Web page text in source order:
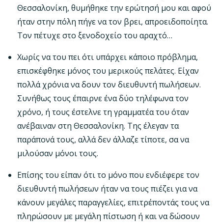
Θεσσαλονίκη, θυμήθηκε την ερώτησή μου και αφού
ήταν στην πόλη πήγε να τον βρει, απροειδοποίητα.
Τον πέτυχε στο ξενοδοχείο του αραχτό…
Χωρίς να του πει ότι υπάρχει κάποιο πρόβλημα,
επισκέφθηκε μόνος του μερικούς πελάτες. Είχαν
πολλά χρόνια να δουν τον διευθυντή πωλήσεων.
Συνήθως τους έπαιρνε ένα δύο τηλέφωνα τον
χρόνο, ή τους έστελνε τη γραμματέα του όταν
ανέβαιναν στη Θεσσαλονίκη. Της έλεγαν τα
παράπονά τους, αλλά δεν άλλαζε τίποτε, σα να
μιλούσαν μόνοι τους.
Επίσης του είπαν ότι το μόνο που ενδιέφερε τον
διευθυντή πωλήσεων ήταν να τους πιέζει για να
κάνουν μεγάλες παραγγελίες, επιτρέποντάς τους να
πληρώσουν με μεγάλη πίστωση ή και να δώσουν